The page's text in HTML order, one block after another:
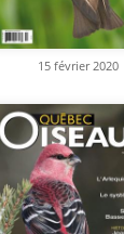
15 février 2020